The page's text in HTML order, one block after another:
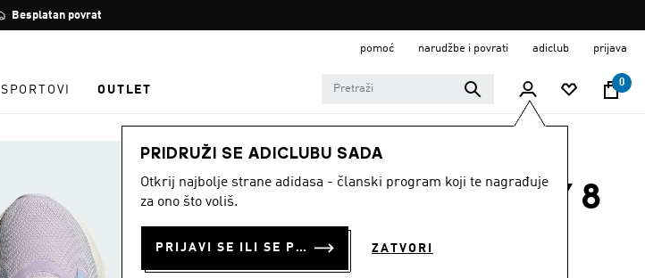
Zaustavi
rotaciju
Besplatan povrat
pomoć narudžbe i povrati adiclub prijava
SPORTOVI OUTLET
0
PRIDRUŽI SE ADICLUBU SADA
Otkrij najbolje strane adidasa - članski program koji te nagrađuje
za ono što voliš.
PRIJAVI SE ILI SE PRIDRUŽI SADA ZATVORI
ŽENE Obuća
TENISICE GALAXY 8
RUNNING
€ 55.00